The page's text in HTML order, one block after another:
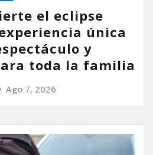
el eclipse
única
y
toda la familia
Ago 7, 2026